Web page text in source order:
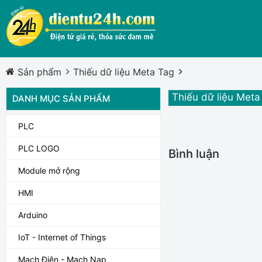
Sản phẩm Thiếu dữ liệu Meta Tag
Thiếu dữ liệu Meta
Bình luận
DANH MỤC SẢN PHẨM
PLC
PLC LOGO
Module mở rộng
HMI
Arduino
IoT - Internet of Things
Mạch Điện - Mạch Nạp